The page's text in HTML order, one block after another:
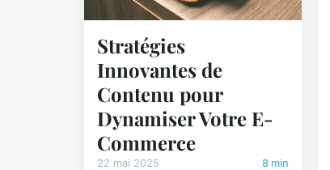
Stratégies
Innovantes de
Contenu pour
Dynamiser Votre E-
Commerce
22 mai 2025 8 min